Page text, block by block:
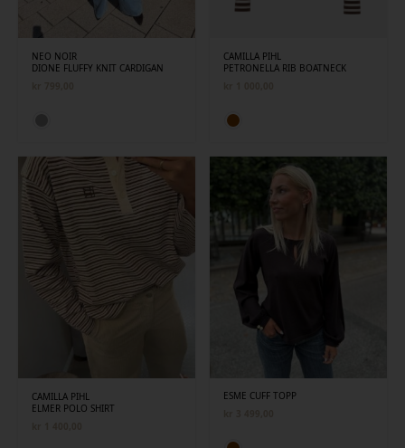
NEO NOIR
DIONE FLUFFY KNIT CARDIGAN
CAMILLA PIHL
PETRONELLA RIB BOATNECK
CAMILLA PIHL
ELMER POLO SHIRT
ESME CUFF TOPP